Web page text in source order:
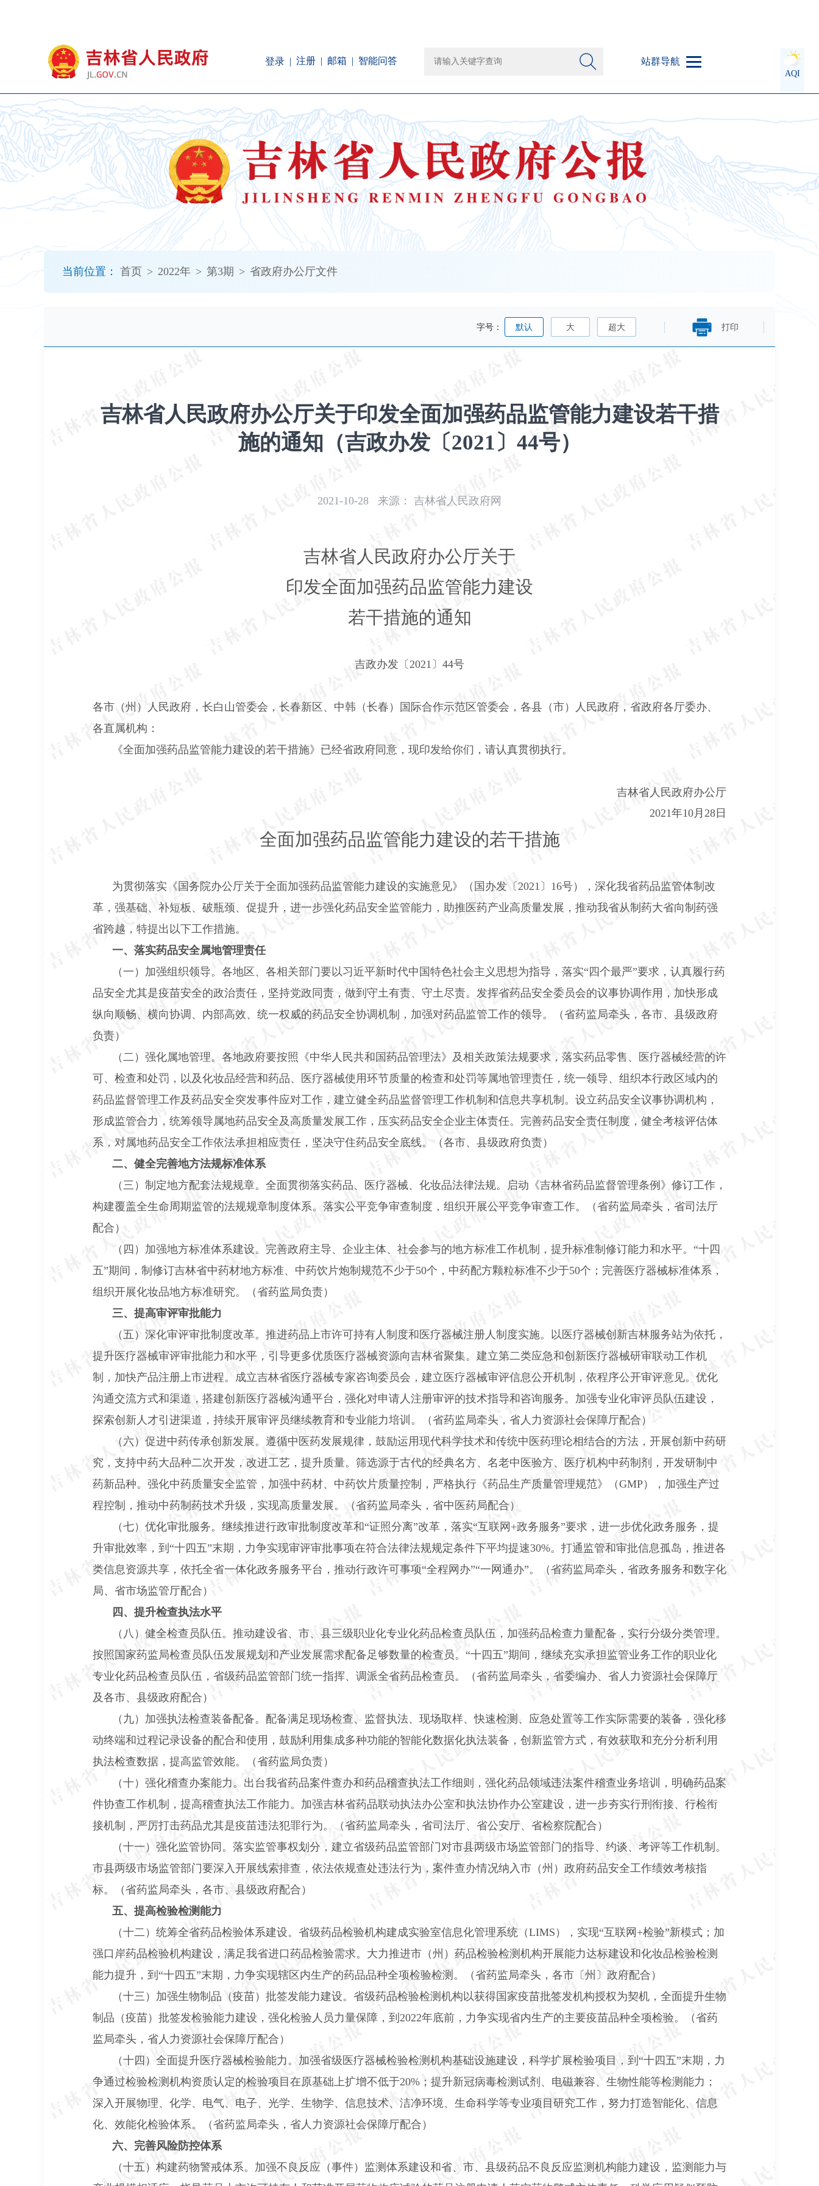
登录 注册 邮箱 智能问答 站群导航
AQI
当前位置： 首页 > 2022年 > 第3期 > 省政府办公厅文件
打印
字号： 默认 大 超大
吉林省人民政府办公厅关于印发全面加强药品监管能力建设若干措
施的通知（吉政办发〔2021〕44号）
2021-10-28 来源： 吉林省人民政府网
吉林省人民政府办公厅关于
印发全面加强药品监管能力建设
若干措施的通知
吉政办发〔 2021 〕 44号
各市（州）人民政府，长白山管委会，长春新区、中韩（长春）国际合作示范区管委会，各县（市）人民政府，省政府各厅委办、
各直属机构：
《全面加强药品监管能力建设的若干措施》已经省政府同意，现印发给你们，请认真贯彻执行。
吉林省人民政府办公厅
2021年10月 28 日
全面加强药品监管能力建设的若干措施
为贯彻落实《国务院办公厅关于全面加强药品监管能力建设的实施意见》（国办发〔 2021 〕 16号），深化我省药品监管体制改
革，强基础、补短板、破瓶颈、促提升，进一步强化药品安全监管能力，助推医药产业高质量发展，推动我省从制药大省向制药强
省跨越，特提出以下工作措施。
一、落实药品安全属地管理责任
（一）加强组织领导。各地区、各相关部门要以习近平新时代中国特色社会主义思想为指导，落实“四个最严”要求，认真履行药
品安全尤其是疫苗安全的政治责任，坚持党政同责，做到守土有责、守土尽责。发挥省药品安全委员会的议事协调作用，加快形成
纵向顺畅、横向协调、内部高效、统一权威的药品安全协调机制，加强对药品监管工作的领导。（省药监局牵头，各市、县级政府
负责）
（二）强化属地管理。各地政府要按照《中华人民共和国药品管理法》及相关政策法规要求，落实药品零售、医疗器械经营的许
可、检查和处罚，以及化妆品经营和药品、医疗器械使用环节质量的检查和处罚等属地管理责任，统一领导、组织本行政区域内的
药品监督管理工作及药品安全突发事件应对工作，建立健全药品监督管理工作机制和信息共享机制。设立药品安全议事协调机构，
形成监管合力，统筹领导属地药品安全及高质量发展工作，压实药品安全企业主体责任。完善药品安全责任制度，健全考核评估体
系，对属地药品安全工作依法承担相应责任，坚决守住药品安全底线。（各市、县级政府负责）
二、健全完善地方法规标准体系
（三）制定地方配套法规规章。全面贯彻落实药品、医疗器械、化妆品法律法规。启动《吉林省药品监督管理条例》修订工作，
构建覆盖全生命周期监管的法规规章制度体系。落实公平竞争审查制度，组织开展公平竞争审查工作。（省药监局牵头，省司法厅
配合）
（四）加强地方标准体系建设。完善政府主导、企业主体、社会参与的地方标准工作机制，提升标准制修订能力和水平。“十四
五”期间，制修订吉林省中药材地方标准、中药饮片炮制规范不少于50个，中药配方颗粒标准不少于50个；完善医疗器械标准体系，
组织开展化妆品地方标准研究。（省药监局负责）
三、提高审评审批能力
（五）深化审评审批制度改革。推进药品上市许可持有人制度和医疗器械注册人制度实施。以医疗器械创新吉林服务站为依托，
提升医疗器械审评审批能力和水平，引导更多优质医疗器械资源向吉林省聚集。建立第二类应急和创新医疗器械研审联动工作机
制，加快产品注册上市进程。成立吉林省医疗器械专家咨询委员会，建立医疗器械审评信息公开机制，依程序公开审评意见。优化
沟通交流方式和渠道，搭建创新医疗器械沟通平台，强化对申请人注册审评的技术指导和咨询服务。加强专业化审评员队伍建设，
探索创新人才引进渠道，持续开展审评员继续教育和专业能力培训。（省药监局牵头，省人力资源社会保障厅配合）
（六）促进中药传承创新发展。遵循中医药发展规律，鼓励运用现代科学技术和传统中医药理论相结合的方法，开展创新中药研
究，支持中药大品种二次开发，改进工艺，提升质量。筛选源于古代的经典名方、名老中医验方、医疗机构中药制剂，开发研制中
药新品种。强化中药质量安全监管，加强中药材、中药饮片质量控制，严格执行《药品生产质量管理规范》（GMP），加强生产过
程控制，推动中药制药技术升级，实现高质量发展。（省药监局牵头，省中医药局配合）
（七）优化审批服务。继续推进行政审批制度改革和“证照分离”改革，落实“互联网 +政务服务”要求，进一步优化政务服务，提
升审批效率，到“十四五”末期，力争实现审评审批事项在符合法律法规规定条件下平均提速30%。打通监管和审批信息孤岛，推进各
类信息资源共享，依托全省一体化政务服务平台，推动行政许可事项“全程网办”“一网通办”。（省药监局牵头，省政务服务和数字化
局、省市场监管厅配合）
四、提升检查执法水平
（八）健全检查员队伍。推动建设省、市、县三级职业化专业化药品检查员队伍，加强药品检查力量配备，实行分级分类管理。
按照国家药监局检查员队伍发展规划和产业发展需求配备足够数量的检查员。“十四五”期间，继续充实承担监管业务工作的职业化
专业化药品检查员队伍，省级药品监管部门统一指挥、调派全省药品检查员。（省药监局牵头，省委编办、省人力资源社会保障厅
及各市、县级政府配合）
（九）加强执法检查装备配备。配备满足现场检查、监督执法、现场取样、快速检测、应急处置等工作实际需要的装备，强化移
动终端和过程记录设备的配合和使用，鼓励利用集成多种功能的智能化数据化执法装备，创新监管方式，有效获取和充分分析利用
执法检查数据，提高监管效能。（省药监局负责）
（十）强化稽查办案能力。出台我省药品案件查办和药品稽查执法工作细则，强化药品领域违法案件稽查业务培训，明确药品案
件协查工作机制，提高稽查执法工作能力。加强吉林省药品联动执法办公室和执法协作办公室建设，进一步夯实行刑衔接、行检衔
接机制，严厉打击药品尤其是疫苗违法犯罪行为。（省药监局牵头，省司法厅、省公安厅、省检察院配合）
（十一）强化监管协同。落实监管事权划分，建立省级药品监管部门对市县两级市场监管部门的指导、约谈、考评等工作机制。
市县两级市场监管部门要深入开展线索排查，依法依规查处违法行为，案件查办情况纳入市（州）政府药品安全工作绩效考核指
标。（省药监局牵头，各市、县级政府配合）
五、提高检验检测能力
（十二）统筹全省药品检验体系建设。省级药品检验机构建成实验室信息化管理系统（LIMS ），实现“互联网 +检验”新模式；加
强口岸药品检验机构建设，满足我省进口药品检验需求。大力推进市（州）药品检验检测机构开展能力达标建设和化妆品检验检测
能力提升，到“十四五”末期，力争实现辖区内生产的药品品种全项检验检测。（省药监局牵头，各市〔州〕政府配合）
（十三）加强生物制品（疫苗）批签发能力建设。省级药品检验检测机构以获得国家疫苗批签发机构授权为契机，全面提升生物
制品（疫苗）批签发检验能力建设，强化检验人员力量保障，到 2022年底前，力争实现省内生产的主要疫苗品种全项检验。（省药
监局牵头，省人力资源社会保障厅配合）
（十四）全面提升医疗器械检验能力。加强省级医疗器械检验检测机构基础设施建设，科学扩展检验项目，到“十四五”末期，力
争通过检验检测机构资质认定的检验项目在原基础上扩增不低于20% ；提升新冠病毒检测试剂、电磁兼容、生物性能等检测能力；
深入开展物理、化学、电气、电子、光学、生物学、信息技术、洁净环境、生命科学等专业项目研究工作，努力打造智能化、信息
化、效能化检验体系。（省药监局牵头，省人力资源社会保障厅配合）
六、完善风险防控体系
（十五）构建药物警戒体系。加强不良反应（事件）监测体系建设和省、市、县级药品不良反应监测机构能力建设，监测能力与
障
碍
说
明
页
面,
按
加